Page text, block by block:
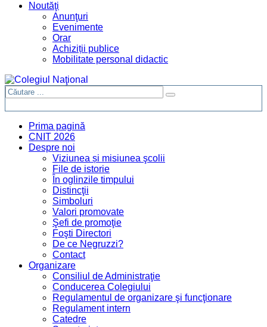
Noutăţi
Anunţuri
Evenimente
Orar
Achiziții publice
Mobilitate personal didactic
Prima pagină
CNIT 2026
Despre noi
Viziunea și misiunea şcolii
File de istorie
În oglinzile timpului
Distincţii
Simboluri
Valori promovate
Şefi de promoţie
Foşti Directori
De ce Negruzzi?
Contact
Organizare
Consiliul de Administraţie
Conducerea Colegiului
Regulamentul de organizare şi funcţionare
Regulament intern
Catedre